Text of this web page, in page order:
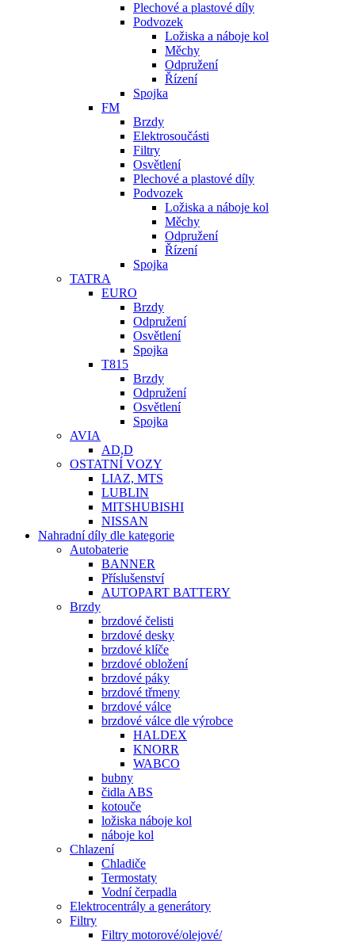
Plechové a plastové díly
Podvozek
Ložiska a náboje kol
Měchy
Odpružení
Řízení
Spojka
FM
Brzdy
Elektrosoučásti
Filtry
Osvětlení
Plechové a plastové díly
Podvozek
Ložiska a náboje kol
Měchy
Odpružení
Řízení
Spojka
TATRA
EURO
Brzdy
Odpružení
Osvětlení
Spojka
T815
Brzdy
Odpružení
Osvětlení
Spojka
AVIA
AD,D
OSTATNÍ VOZY
LIAZ, MTS
LUBLIN
MITSHUBISHI
NISSAN
Nahradní díly dle kategorie
Autobaterie
BANNER
Příslušenství
AUTOPART BATTERY
Brzdy
brzdové čelisti
brzdové desky
brzdové klíče
brzdové obložení
brzdové páky
brzdové třmeny
brzdové válce
brzdové válce dle výrobce
HALDEX
KNORR
WABCO
bubny
čidla ABS
kotouče
ložiska náboje kol
náboje kol
Chlazení
Chladiče
Termostaty
Vodní čerpadla
Elektrocentrály a generátory
Filtry
Filtry motorové/olejové/